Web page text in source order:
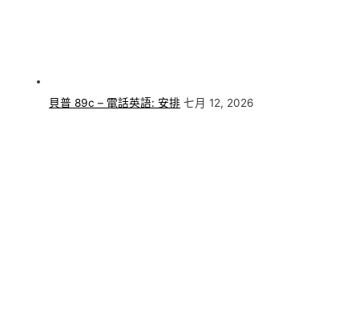
貝普 89c – 電話英語: 安排 七月 12, 2026